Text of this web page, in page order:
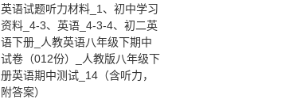
英语试题听力材料_1、初中学习
资料_4-3、英语_4-3-4、初二英
语下册_人教英语八年级下期中
试卷（012份）_人教版八年级下
册英语期中测试_14（含听力，
附答案）